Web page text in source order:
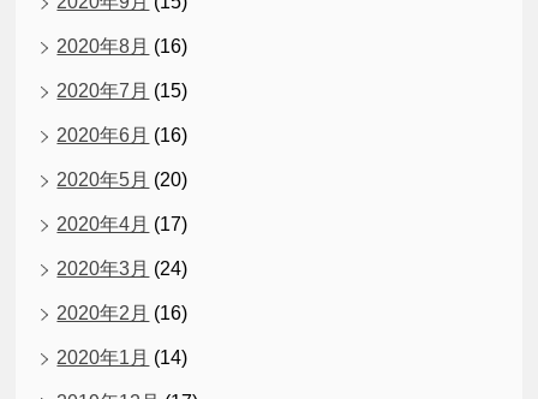
2020年8月 (16)
2020年7月 (15)
2020年6月 (16)
2020年5月 (20)
2020年4月 (17)
2020年3月 (24)
2020年2月 (16)
2020年1月 (14)